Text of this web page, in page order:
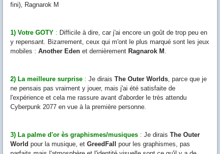
fini), Ragnarok M
1) Votre GOTY : Difficile à dire, car j'ai encore un goût de trop peu en
y repensant. Bizarrement, ceux qui m'ont le plus marqué sont les jeux
mobiles : Another Eden et dernièrement Ragnarok M
2) La meilleure surprise : Je dirais The Outer Worlds , parce que je
ne pensais pas vraiment y jouer, mais j'ai été satisfaite de
l'expérience et cela me rassure avant d'aborder le très attendu
Cyberpunk 2077 en vue à la première personne.
3) La palme d'or ès graphismes/musiques : Je dirais The Outer
World pour la musique, et GreedFall pour les graphismes, pas